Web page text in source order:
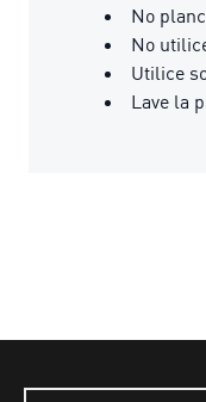
No
No
Utilice
Lave la